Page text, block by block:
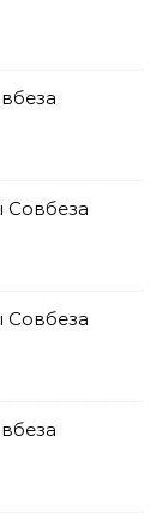
Совбеза
Совбеза